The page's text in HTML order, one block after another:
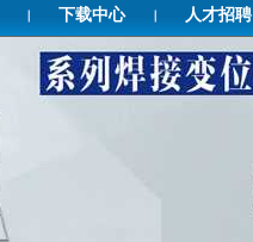
下载中心 人才招聘